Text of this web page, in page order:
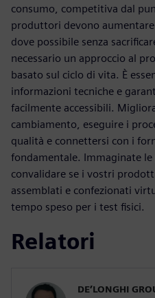
consumo, competitiva dal
produttori devono
dove possibile senza
necessario un approccio al
basato sul ciclo di vita. È
informazioni tecniche e
facilmente accessibili.
cambiamento, eseguire i
qualità e connettersi con i
fondamentale. Immaginate
convalidare se i vostri
assemblati e confezionati
tempo speso per i test fisici.
Relatori
DE’LONGHI